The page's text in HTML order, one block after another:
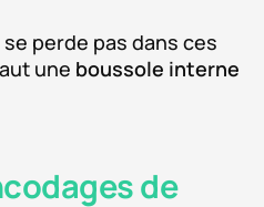
perde pas dans ces
une boussole interne
de